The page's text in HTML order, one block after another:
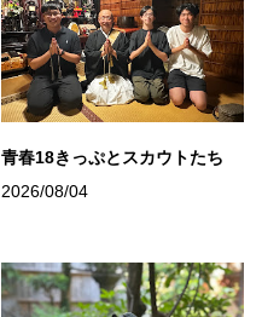
青春18きっぷとスカウトたち
2026/08/04